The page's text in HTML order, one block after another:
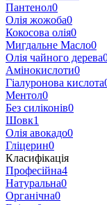
Пантенол0
Олія жожоба0
Кокосова олія0
Мигдальне Масло0
Олія чайного дерева
Амінокислоти0
Гіалуронова кислота
Ментол0
Без силіконів0
Шовк1
Олія авокадо0
Гліцерин0
Класифікація
Професійна4
Натуральна0
Органічна0